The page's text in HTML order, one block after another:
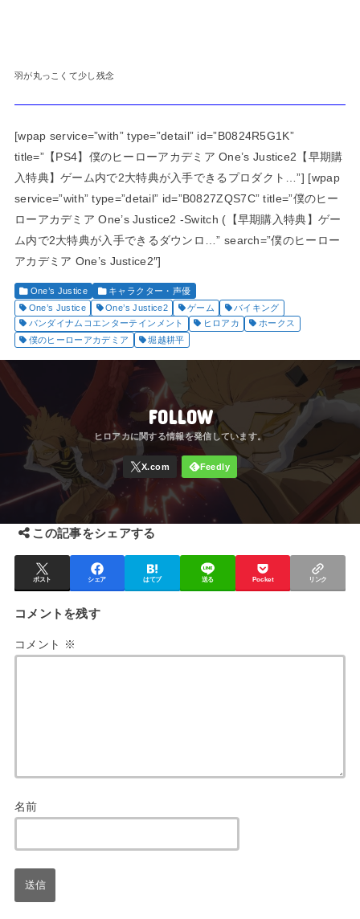
羽が丸っこくて少し残念
[wpap service=”with” type=”detail” id=”B0824R5G1K”
title=”【PS4】僕のヒーローアカデミア One’s Justice2【早期購
入特典】ゲーム内で2大特典が入手できるプロダクト…”] [wpap
service=”with” type=”detail” id=”B0827ZQS7C” title=”僕のヒー
ローアカデミア One’s Justice2 -Switch (【早期購入特典】ゲー
ム内で2大特典が入手できるダウンロ…” search=”僕のヒーロー
アカデミア One’s Justice2″]
One’s Justice
キャラクター・声優
One’s Justice
One’s Justice2 ゲーム
バイキング
バンダイナムコエンターテインメント
ヒロアカ
ホークス
僕のヒーローアカデミア
堀越耕平
FOLLOW
この記事をシェアする
ポスト シェア はてブ 送る Pocket リンク
コメントを残す
コメント ※
名前